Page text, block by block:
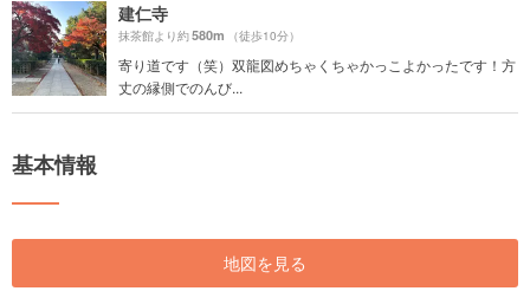
建仁寺
抹茶館より約580m （徒歩10分）
寄り道です（笑）双龍図めちゃくちゃかっこよかったです！方
丈の縁側でのんび...
基本情報
地図を見る